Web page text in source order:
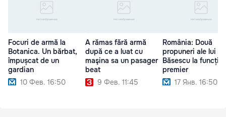
Focuri de armă la
Botanica. Un bărbat,
împușcat de un
gardian
10 Фев. 16:50
A rămas fără armă
după ce a luat cu
maşina sa un pasager
beat
9 Фев. 11:45
România: Două
propuneri ale lui
Băsescu la funcția
premier
17 Янв. 16:50